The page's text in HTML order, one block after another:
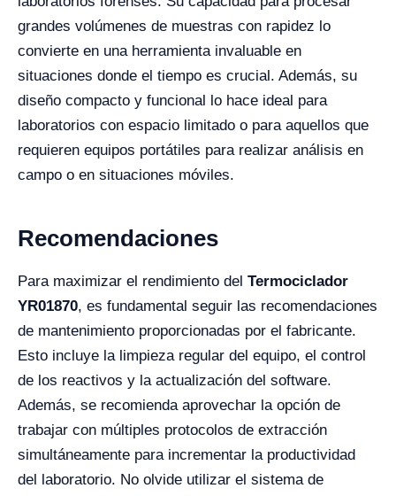
grandes volúmenes de muestras con rapidez lo
convierte en una herramienta invaluable en
situaciones donde el tiempo es crucial. Además, su
diseño compacto y funcional lo hace ideal para
laboratorios con espacio limitado o para aquellos que
requieren equipos portátiles para realizar análisis en
campo o en situaciones móviles.
Recomendaciones
Para maximizar el rendimiento del Termociclador
YR01870, es fundamental seguir las recomendaciones
de mantenimiento proporcionadas por el fabricante.
Esto incluye la limpieza regular del equipo, el control
de los reactivos y la actualización del software.
Además, se recomienda aprovechar la opción de
trabajar con múltiples protocolos de extracción
simultáneamente para incrementar la productividad
del laboratorio. No olvide utilizar el sistema de